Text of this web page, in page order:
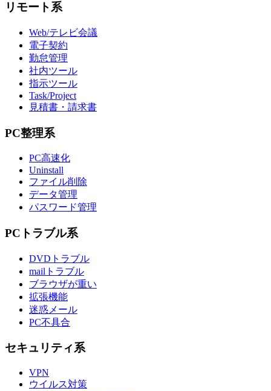
リモート系
Web/テレビ会議
電子契約
勤怠管理
社内ツール
指示ツール
Task/Project
見積書・請求書
PC整理系
PC高速化
Uninstall
ファイル削除
データ管理
パスワード管理
PCトラブル系
DVDトラブル
mailトラブル
ブラウザが重い
拡張機能
迷惑メール
PC不具合
セキュリティ系
VPN
ウイルス対策